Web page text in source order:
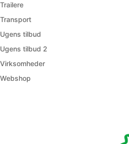
Trailere
Transport
Ugens tilbud
Ugens tilbud 2
Virksomheder
Webshop